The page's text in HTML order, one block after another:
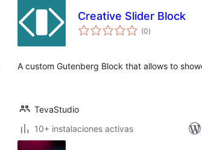
Creative Slider Block
(0valoraciones
en
)
A custom Gutenberg Block that allows to
TevaStudio
10+ instalaciones activas